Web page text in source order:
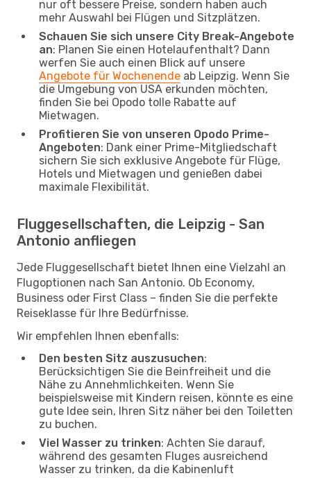
nur oft bessere Preise, sondern haben auch
mehr Auswahl bei Flügen und Sitzplätzen.
Schauen Sie sich unsere City Break-Angebote
an: Planen Sie einen Hotelaufenthalt? Dann
werfen Sie auch einen Blick auf unsere
Angebote für Wochenende ab Leipzig. Wenn Sie
die Umgebung von USA erkunden möchten,
finden Sie bei Opodo tolle Rabatte auf
Mietwagen.
Profitieren Sie von unseren Opodo Prime-
Angeboten: Dank einer Prime-Mitgliedschaft
sichern Sie sich exklusive Angebote für Flüge,
Hotels und Mietwagen und genießen dabei
maximale Flexibilität.
Fluggesellschaften, die Leipzig - San
Antonio anfliegen
Jede Fluggesellschaft bietet Ihnen eine Vielzahl an
Flugoptionen nach San Antonio. Ob Economy,
Business oder First Class – finden Sie die perfekte
Reiseklasse für Ihre Bedürfnisse.
Wir empfehlen Ihnen ebenfalls:
Den besten Sitz auszusuchen:
Berücksichtigen Sie die Beinfreiheit und die
Nähe zu Annehmlichkeiten. Wenn Sie
beispielsweise mit Kindern reisen, könnte es eine
gute Idee sein, Ihren Sitz näher bei den Toiletten
zu buchen.
Viel Wasser zu trinken: Achten Sie darauf,
während des gesamten Fluges ausreichend
Wasser zu trinken, da die Kabinenluft